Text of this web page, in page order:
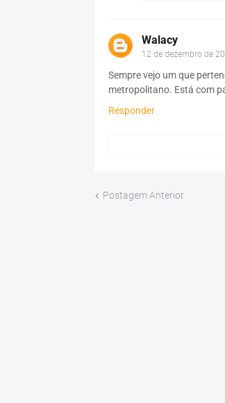
Walacy
12 de dezembro de
Sempre vejo um que
metropolitano. Está com
Responder
Postagem Anterior